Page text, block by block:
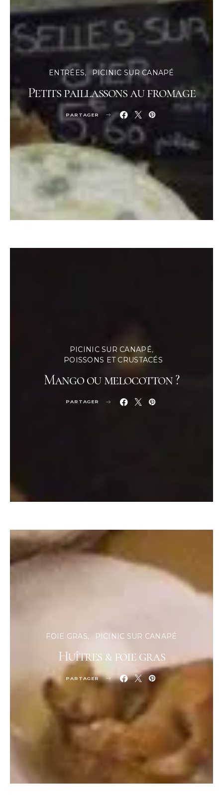
ENTRÉES PICINIC SUR CANAPÉ
Petits paillassons au fromage
PARTAGER
PICINIC SUR CANAPÉ
POISSONS ET CRUSTACÉS
Mango ou melocotton ?
PARTAGER
FOIE GRAS PICINIC SUR CANAPÉ
Huîtres & foie gras
PARTAGER